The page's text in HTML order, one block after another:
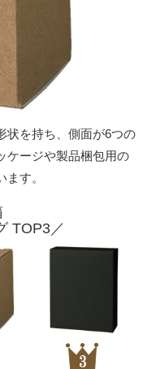
状を持ち、側面が6つの
ケージや製品梱包用の
す。
TOP3／